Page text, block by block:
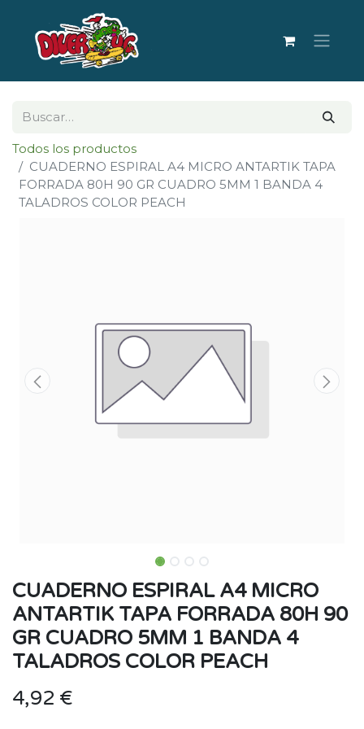
Todos los productos
CUADERNO ESPIRAL A4 MICRO ANTARTIK TAPA
FORRADA 80H 90 GR CUADRO 5MM 1 BANDA 4
TALADROS COLOR PEACH
CUADERNO ESPIRAL A4 MICRO
ANTARTIK TAPA FORRADA 80H 90
GR CUADRO 5MM 1 BANDA 4
TALADROS COLOR PEACH
4,92 €